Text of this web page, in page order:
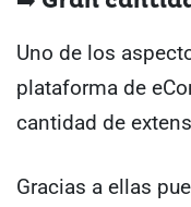
Uno de los
plataforma de
cantidad de
Gracias a ellas